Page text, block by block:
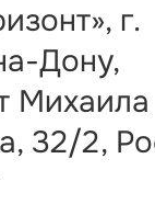
г.
Дону,
Михаила
32/2,